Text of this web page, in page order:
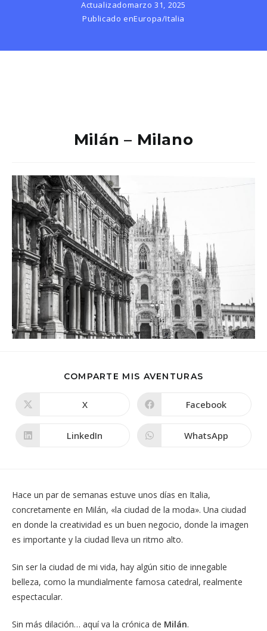
Actualizadomarzo 31, 2025
Publicado enEuropa/Italia
Milán – Milano
COMPARTE MIS AVENTURAS
CONTENIDO
una
nueva
X Se
una
nueva
Facebook
Se
LinkedIn Se
WhatsApp
Hace un par de semanas estuve unos días en Italia,
concretamente en Milán, «la ciudad de la moda». Una ciudad
en donde la creatividad es un buen negocio, donde la imagen
es importante y la ciudad lleva un ritmo alto.
Sin ser la ciudad de mi vida, hay algún sitio de innegable
belleza, como la mundialmente famosa catedral, realmente
espectacular.
Sin más dilación… aquí va la crónica de Milán.